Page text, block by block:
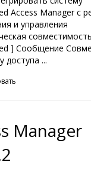
Access Manager с
и управления
совместимость
] Сообщение
доступа ...
Manager